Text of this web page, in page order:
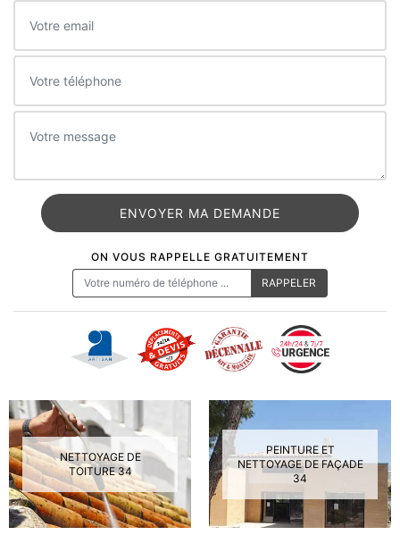
ON VOUS RAPPELLE GRATUITEMENT
NETTOYAGE DE
TOITURE 34
PEINTURE ET
NETTOYAGE DE FAÇADE
34